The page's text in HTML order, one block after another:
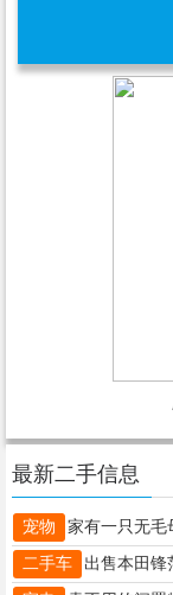
最新二手信息
宠物
二手车